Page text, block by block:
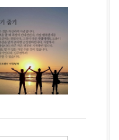
10/17~10/18
17기
크숍
11/7~11/8